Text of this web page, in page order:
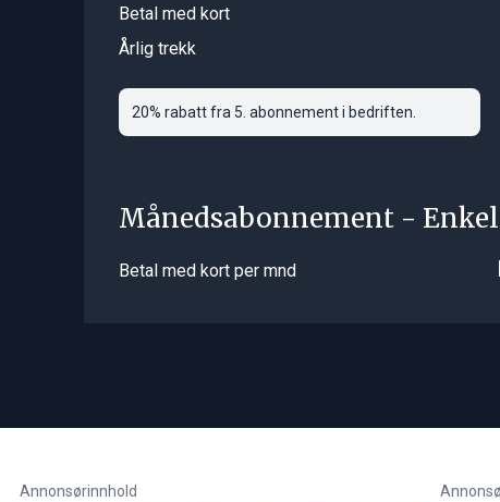
Betal med kort
Årlig trekk
20% rabatt fra 5. abonnement i bedriften.
Månedsabonnement -
Betal med kort per mnd
Annonsørinnhold